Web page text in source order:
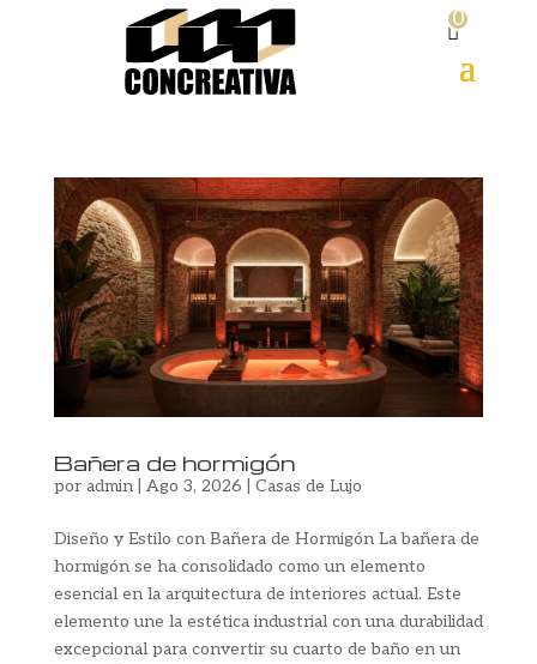
0
Bañera de hormigón
por admin| Ago 3, 2026 Casas de Lujo
Diseño y Estilo con Bañera de Hormigón La bañera de
hormigón se ha consolidado como un elemento
esencial en la arquitectura de interiores actual. Este
elemento une la estética industrial con una durabilidad
excepcional para convertir su cuarto de baño en un